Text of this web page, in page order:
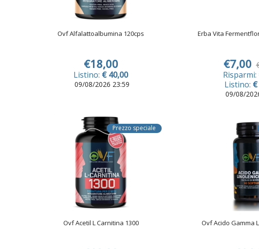
Ovf Alfalattoalbumina 120cps
€18,00
Listino: € 40,00
09/08/2026 23:59
Erba Vita
€7,00
Risparmi:
Listino:
09/08/
Prezzo speciale
Ovf Acetil L Carnitina 1300 Ovf Acido Gamma